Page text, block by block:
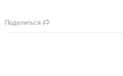
Поделиться